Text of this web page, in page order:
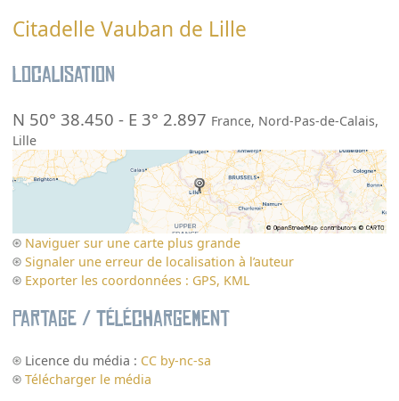
Citadelle Vauban de Lille
Localisation
N 50° 38.450 - E 3° 2.897 France, Nord-Pas-de-Calais,
Lille
Naviguer sur une carte plus grande
Signaler une erreur de localisation à l’auteur
Exporter les coordonnées : GPS, KML
Partage / Téléchargement
Licence du média : CC by-nc-sa
Télécharger le média